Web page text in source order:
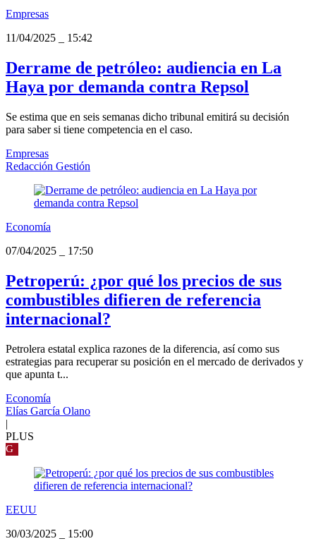
Empresas
11/04/2025
15:42
Derrame de petróleo: audiencia en La
Haya por demanda contra Repsol
Se estima que en seis semanas dicho tribunal emitirá su decisión
para saber si tiene competencia en el caso.
Empresas
Redacción Gestión
Economía
07/04/2025
17:50
Petroperú: ¿por qué los precios de sus
combustibles difieren de referencia
internacional?
Petrolera estatal explica razones de la diferencia, así como sus
estrategias para recuperar su posición en el mercado de derivados y
que apunta t...
Economía
Elías García Olano
|
PLUS
G
EEUU
30/03/2025
15:00